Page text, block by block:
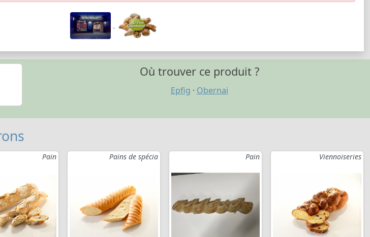
Où trouver ce produit ?
Epfig · Obernai
Pain Pains de spécia Pain Viennoiseries